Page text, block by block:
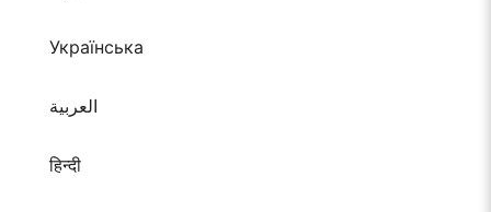
Українська
العربية
हिन्दी